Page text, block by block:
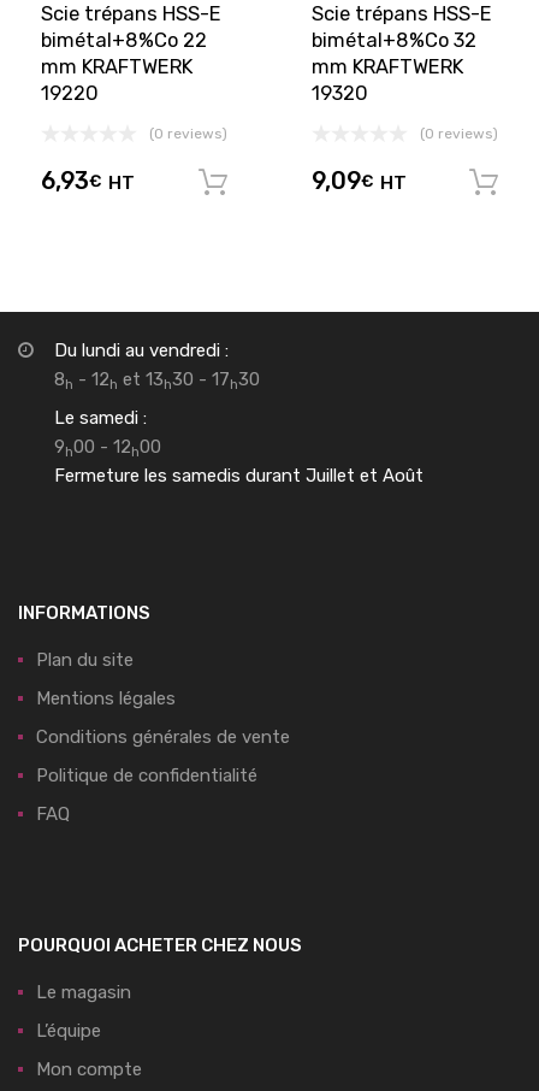
Scie trépans HSS-E
bimétal+8%Co 22
mm KRAFTWERK
19220
(0 reviews)
6,93€ HT Ajouter au panier
Scie trépans HSS-E
bimétal+8%Co 32
mm KRAFTWERK
19320
(0 reviews)
9,09€ HT
Du lundi au vendredi :
8h - 12h et 13h30 - 17h30
Le samedi :
9h00 - 12h00
Fermeture les samedis durant Juillet et Août
INFORMATIONS
Plan du site
Mentions légales
Conditions générales de vente
Politique de confidentialité
FAQ
POURQUOI ACHETER CHEZ NOUS
Le magasin
L’équipe
Mon compte